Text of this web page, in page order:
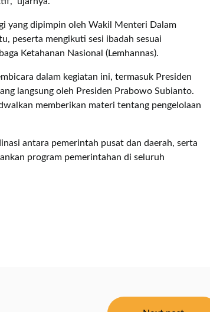
yang dipimpin oleh Wakil Menteri Dalam
peserta mengikuti sesi ibadah sesuai
Ketahanan Nasional (Lemhannas).
dalam kegiatan ini, termasuk Presiden
langsung oleh Presiden Prabowo Subianto.
memberikan materi tentang pengelolaan
antara pemerintah pusat dan daerah, serta
program pemerintahan di seluruh